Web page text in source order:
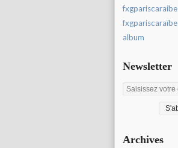
fxgpariscaraibe
fxgpariscaraïbe
album
Newsletter
Archives